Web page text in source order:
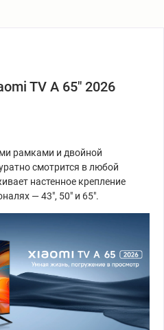
TV A 65" 2026
рамками и двойной
смотрится в любой
настенное крепление
— 43″, 50″ и 65″.